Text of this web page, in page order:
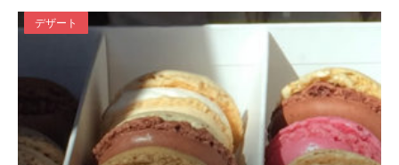
デザート